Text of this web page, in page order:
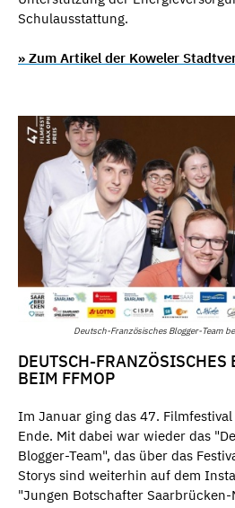
Schulausstattung.
» Zum Artikel der Koweler
Deutsch-Französisches Blogger-Team
DEUTSCH-FRANZÖSISCHES
BEIM FFMOP
Im Januar ging das 47.
Ende. Mit dabei war wieder das
Blogger-Team", das über das
Storys sind weiterhin auf dem
"Jungen Botschafter Saarbrücken-